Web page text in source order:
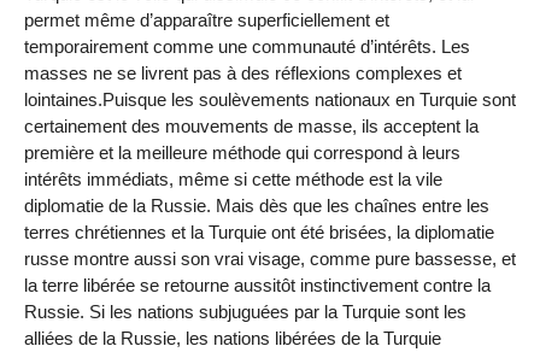
permet même d’apparaître superficiellement et
temporairement comme une communauté d’intérêts. Les
masses ne se livrent pas à des réflexions complexes et
lointaines.Puisque les soulèvements nationaux en Turquie sont
certainement des mouvements de masse, ils acceptent la
première et la meilleure méthode qui correspond à leurs
intérêts immédiats, même si cette méthode est la vile
diplomatie de la Russie. Mais dès que les chaînes entre les
terres chrétiennes et la Turquie ont été brisées, la diplomatie
russe montre aussi son vrai visage, comme pure bassesse, et
la terre libérée se retourne aussitôt instinctivement contre la
Russie. Si les nations subjuguées par la Turquie sont les
alliées de la Russie, les nations libérées de la Turquie